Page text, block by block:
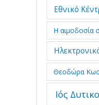
Εθνικό
Η αιμοδοσία
Θεοδώρα
Ιός